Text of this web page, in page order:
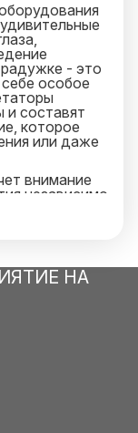
- это
особое
составят
которое
или даже
внимание
независимо
но и
Дайте
с собой
их
НА